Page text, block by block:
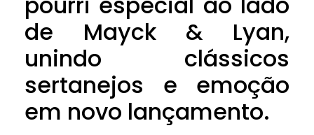
de Mayck & Lyan,
unindo clássicos
sertanejos e emoção
em novo lançamento.